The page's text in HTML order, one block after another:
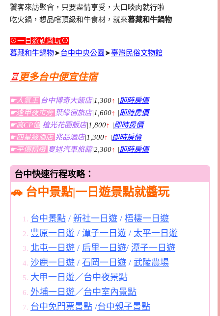
饕客來訪聚會，只要盡情享受，大口啖肉就行啦
吃火鍋，想品嚐頂級和牛食材，就來暮藏和牛鍋物
⊙一日遊就醬玩⊙
暮藏和牛鍋物➤台中中央公園 ➤臺灣民俗文物館
♖更多台中便宜住宿
☛人氣王 台中博奇大飯店|1,300↑ |即時房價
☛逢甲夜市旁葉綠宿旅店|1,600↑ |即時房價
☛高CP值 植光花園飯店|1,800↑ |即時房價
☛四星級酒店兆品酒店|1,300↑ |即時房價
☛平價精緻 夏述汽車旅館|2,300↑ |即時房價
台中快速行程攻略：
🚗 台中景點|一日遊景點就醬玩
台中景點 / 新社一日遊 / 梧棲一日遊
豐原一日遊 / 潭子一日遊 / 太平一日遊
北屯一日遊 / 后里一日遊/ 潭子一日遊
沙鹿一日遊 / 石岡一日遊 / 武陵農場
大甲一日遊／ 台中夜景點
外埔一日遊／ 台中室內景點
台中免門票景點 /台中親子景點